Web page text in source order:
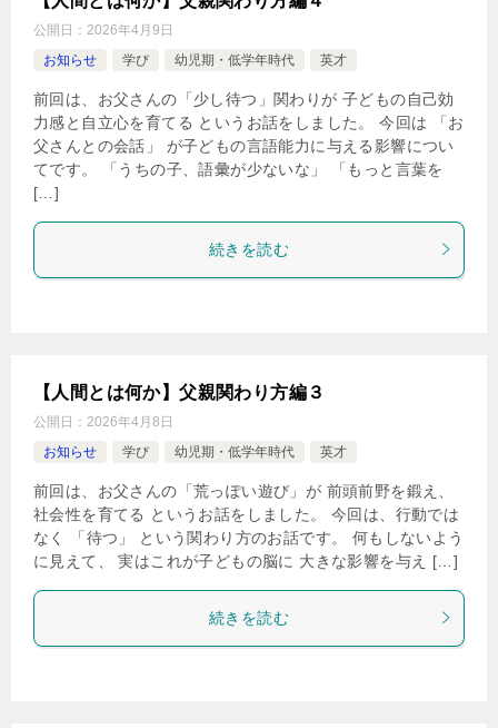
公開日： 2026年4月9日
お知らせ
学び 幼児期・低学年時代 英才
前回は、お父さんの「少し待つ」関わりが 子どもの自己効
力感と自立心を育てる というお話をしました。 今回は 「お
父さんとの会話」 が子どもの言語能力に与える影響につい
てです。 「うちの子、語彙が少ないな」 「もっと言葉を
[…]
続きを読む
【人間とは何か】父親関わり方編３
公開日： 2026年4月8日
お知らせ
学び 幼児期・低学年時代 英才
前回は、お父さんの「荒っぽい遊び」が 前頭前野を鍛え、
社会性を育てる というお話をしました。 今回は、行動では
なく 「待つ」 という関わり方のお話です。 何もしないよう
に見えて、 実はこれが子どもの脳に 大きな影響を与え […]
続きを読む